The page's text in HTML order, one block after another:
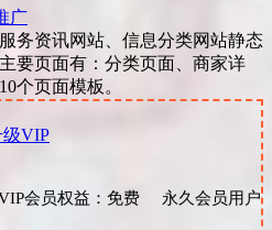
广
务资讯网站、信息分类网站静态
要页面有：分类页面、商家详
个页面模板。
级VIP
会员权益：免费 永久会员用户